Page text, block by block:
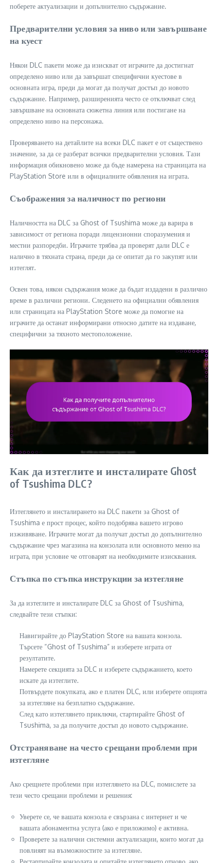
поберете актуализации и допълнително съдържание.
Предварителни условия за ниво или завършване
на куест
Някои DLC пакети може да изискват от играчите да достигнат
определено ниво или да завършат специфични куестове в
основната игра, преди да могат да получат достъп до новото
съдържание. Например, разширенията често се отключват след
завършване на основната сюжетна линия или постигане на
определено ниво на персонажа.
Проверяването на детайлите на всеки DLC пакет е от съществено
значение, за да се разберат всички предварителни условия. Тази
информация обикновено може да бъде намерена на страницата на
PlayStation Store или в официалните обявления на играта.
Съображения за наличност по региони
Наличността на DLC за Ghost of Tsushima може да варира в
зависимост от региона поради лицензионни споразумения и
местни разпоредби. Играчите трябва да проверят дали DLC е
налично в тяхната страна, преди да се опитат да го закупят или
изтеглят.
Освен това, някои съдържания може да бъдат издадени в различно
време в различни региони. Следенето на официални обявления
или страницата на PlayStation Store може да помогне на
играчите да останат информирани относно датите на издаване,
специфични за тяхното местоположение.
Как да изтеглите и инсталирате Ghost
of Tsushima DLC?
Изтеглянето и инсталирането на DLC пакети за Ghost of
Tsushima е прост процес, който подобрява вашето игрово
изживяване. Играчите могат да получат достъп до допълнително
съдържание чрез магазина на конзолата или основното меню на
играта, при условие че отговарят на необходимите изисквания.
Стъпка по стъпка инструкции за изтегляне
За да изтеглите и инсталирате DLC за Ghost of Tsushima,
следвайте тези стъпки:
Навигирайте до PlayStation Store на вашата конзола.
Търсете “Ghost of Tsushima” и изберете играта от
резултатите.
Намерете секцията за DLC и изберете съдържанието, което
искате да изтеглите.
Потвърдете покупката, ако е платен DLC, или изберете опцията
за изтегляне на безплатно съдържание.
След като изтеглянето приключи, стартирайте Ghost of
Tsushima, за да получите достъп до новото съдържание.
Отстраняване на често срещани проблеми при
изтегляне
Ако срещнете проблеми при изтеглянето на DLC, помислете за
тези често срещани проблеми и решения:
Уверете се, че вашата конзола е свързана с интернет и че
вашата абонаментна услуга (ако е приложимо) е активна.
Проверете за налични системни актуализации, които могат да
повлияят на възможностите за изтегляне.
Рестартирайте конзолата и опитайте изтеглянето отново, ако